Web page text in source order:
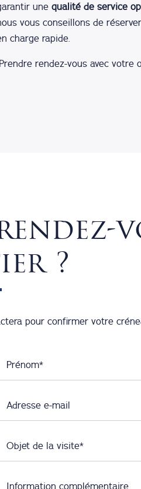
unequalité de service
vous conseillons de
charge rapide.
Prendre rendez-vous avec votre
?
pour confirmer votre